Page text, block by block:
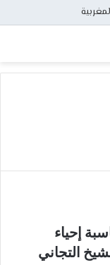
إحياء
التجاني